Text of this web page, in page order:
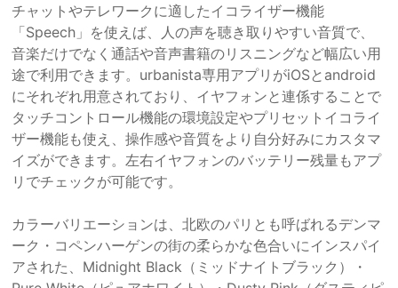
チャットやテレワークに適したイコライザー機能
「Speech」を使えば、人の声を聴き取りやすい音質で、
音楽だけでなく通話や音声書籍のリスニングなど幅広い用
途で利用できます。urbanista専用アプリがiOSとandroid
にそれぞれ用意されており、イヤフォンと連係することで
タッチコントロール機能の環境設定やプリセットイコライ
ザー機能も使え、操作感や音質をより自分好みにカスタマ
イズができます。左右イヤフォンのバッテリー残量もアプ
リでチェックが可能です。
カラーバリエーションは、北欧のパリとも呼ばれるデンマ
ーク・コペンハーゲンの街の柔らかな色合いにインスパイ
アされた、Midnight Black（ミッドナイトブラック）・